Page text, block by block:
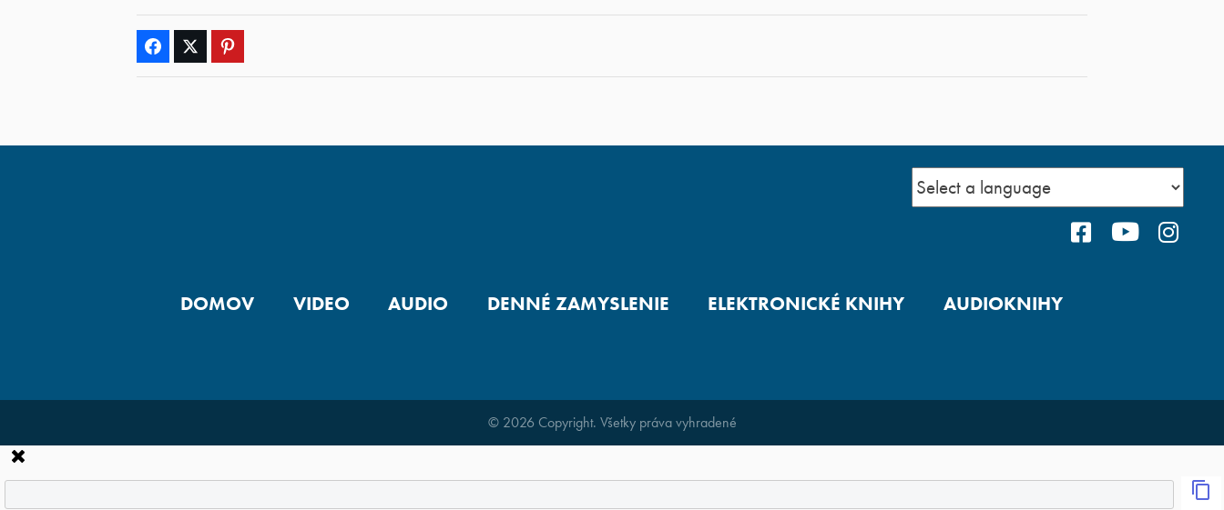
Facebook Twitter
FACEBOOK
YOUTUBE
DOMOV VIDEO AUDIO DENNÉ ZAMYSLENIE ELEKTRONICKÉ KNIHY AUDIOKNIHY
© 2026 Copyright. Všetky práva vyhradené